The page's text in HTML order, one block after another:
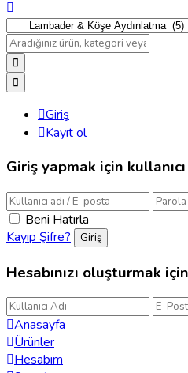
Giriş
Kayıt ol
Giriş yapmak için
Beni Hatırla
Kayıp Şifre?
Hesabınızı oluşturmak
Anasayfa
Ürünler
Hesabım